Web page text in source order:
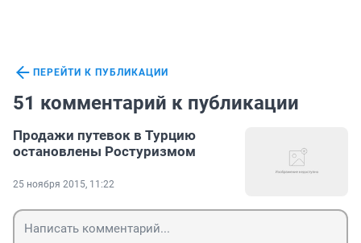
ПЕРЕЙТИ К ПУБЛИКАЦИИ
51 комментарий к публикации
Продажи путевок в Турцию
остановлены Ростуризмом
25 ноября 2015, 11:22